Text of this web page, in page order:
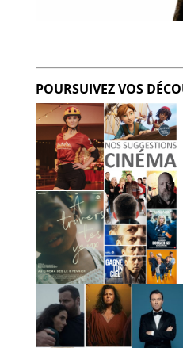
POURSUIVEZ VOS